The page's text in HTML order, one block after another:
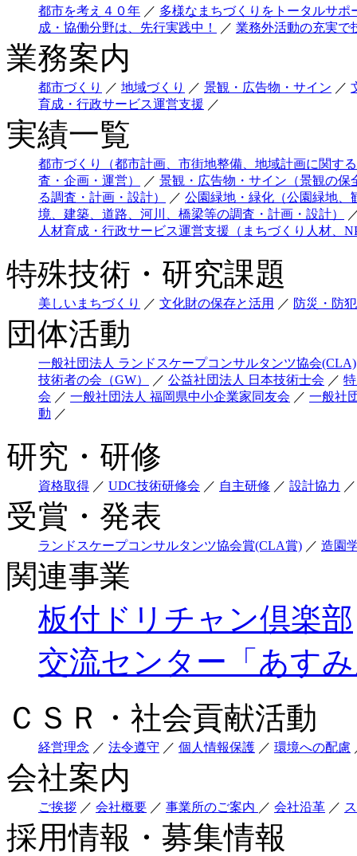
都市を考え４０年 ／ 多様なまちづくりをトータルサポ
成・協働分野は、先行実践中！
／ 業務外活動の充実で
業務案内
都市づくり ／ 地域づくり ／ 景観・広告物・サイン ／
育成・行政サービス運営支援 ／
実績一覧
都市づくり（都市計画、市街地整備、地域計画に関す
査・企画・運営）
／ 景観・広告物・サイン（景観の
る調査・計画・設計）
／ 公園緑地・緑化（公園緑地、
境、建築、道路、河川、橋梁等の調査・計画・設計）
人材育成・行政サービス運営支援（まちづくり人材、
特殊技術・研究課題
美しいまちづくり ／ 文化財の保存と活用 ／ 防災・防
団体活動
一般社団法人 ランドスケープコンサルタンツ協会(CLA)
技術者の会（GW）
／ 公益社団法人 日本技術士会 ／
会 ／ 一般社団法人 福岡県中小企業家同友会 ／ 一般社
動 ／
研究・研修
資格取得 ／ UDC技術研修会 ／ 自主研修 ／ 設計協力 ／
受賞・発表
ランドスケープコンサルタンツ協会賞(CLA賞) ／ 造園
関連事業
板付ドリチャン倶楽部
交流センター「あす
ＣＳＲ・社会貢献活動
経営理念 ／ 法令遵守 ／ 個人情報保護 ／ 環境への配慮
会社案内
ご挨拶 ／ 会社概要 ／ 事業所のご案内 ／ 会社沿革 ／
採用情報・募集情報